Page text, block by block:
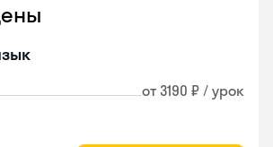
от 3190 ₽ / урок